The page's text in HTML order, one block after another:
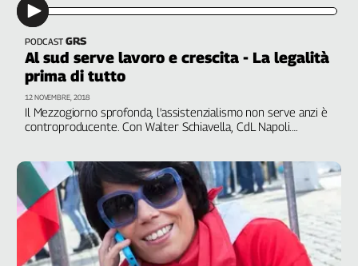
Flai
Flc
Nidil
Slc
Spi
Caaf
Speciali
G8
Genova,
PODCAST GRS
Al sud serve lavoro e crescita - La legalità
prima di tutto
Il Mezzogiorno sprofonda, l'assistenzialismo non serve anzi è
controproducente. Con Walter Schiavella, CdL Napoli.
12 NOVEMBRE, 2018